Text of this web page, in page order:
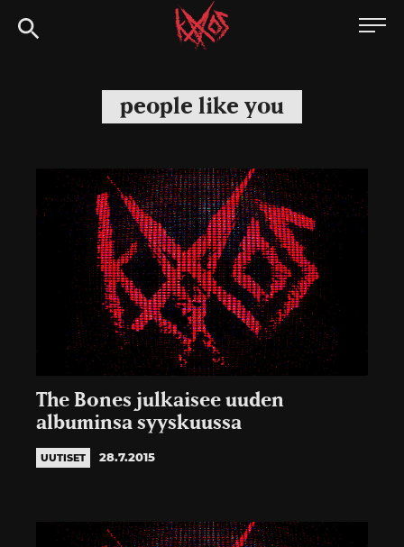
Siirry
suoraan
Kaaoszine
people like you
The Bones julkaisee uuden
albuminsa syyskuussa
UUTISET 28.7.2015